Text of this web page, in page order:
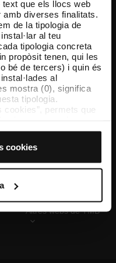
que els llocs web
amb diverses finalitats.
de la tipologia de
al teu
tipologia concreta
propòsit tenen, qui les
bé de tercers) i quin és
al
mostra (0), significa
tipologia.
cookies”, permets que
de cada tipologia de
has de fer
Així, s’instal·laran
que hagis seleccionat
recordar les teves
i milloren la teva
cookies
bitllets
Altres webs de TMB